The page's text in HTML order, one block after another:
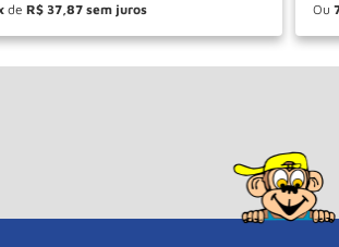
de R$ 37,87
＋ COMPRAR
Ou
－